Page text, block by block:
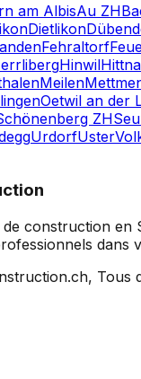
am AlbisAu ZH
Dietlikon
Fehraltorf
Hinwil
Meilen
Oetwil an der
ZH
UrdorfUster
construction en
dans
Tous